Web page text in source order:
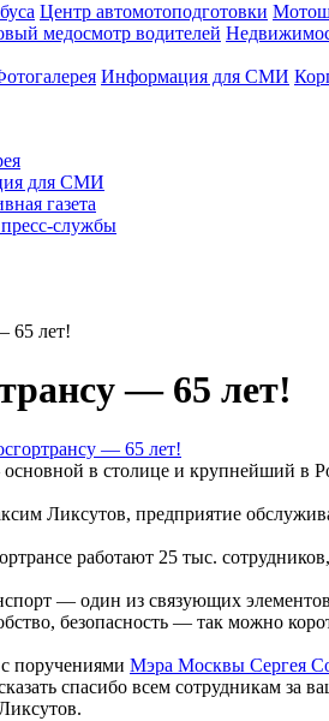
Центр автомотоподготовки
медосмотр водителей
Информация для СМИ
для СМИ
газета
службы
65 лет!
— 65 лет!
в столице и крупнейший в
Ликсутов, предприятие
работают 25 тыс.
— один из связующих элементов
безопасность — так можно
поручениями Мэра Москвы Сергея
спасибо всем сотрудникам